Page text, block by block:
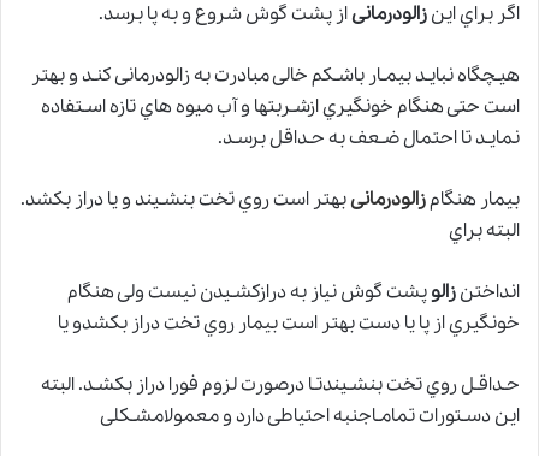
اگر براي اینزالودرمانیاز پشت گوش شروع و به پا برسد.
هیـچگاه نبایـد بیمـار باشـکم خالی مبادرت به زالودرمانی کنـد و بهتر
است حتی هنگام خونگیري ازشـربتها و آب میوه هاي تازه اسـتفاده
نمایـد تا احتمال ضـعف به حـداقل برسـد.
بیمار هنگامزالودرمانیبهتر است روي تخت بنشـیند و یا دراز بکشد.
البته براي
انداختنزالوپشت گوش نیاز به درازکشـیدن نیست ولی هنگام
خونگیري از پا یا دست بهتر است بیمار روي تخت دراز بکشدو یا
حـداقـل روي تخت بنشـیندتـا درصورت لزوم فورا دراز بکشـد. البته
این دسـتورات تمامـاجنبه احتیاطی دارد و معمولامشـکلی